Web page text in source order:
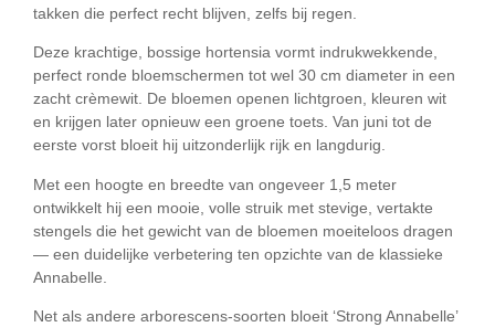
takken die perfect recht blijven, zelfs bij regen.
Deze krachtige, bossige hortensia vormt indrukwekkende,
perfect ronde bloemschermen tot wel 30 cm diameter in een
zacht crèmewit. De bloemen openen lichtgroen, kleuren wit
en krijgen later opnieuw een groene toets. Van juni tot de
eerste vorst bloeit hij uitzonderlijk rijk en langdurig.
Met een hoogte en breedte van ongeveer 1,5 meter
ontwikkelt hij een mooie, volle struik met stevige, vertakte
stengels die het gewicht van de bloemen moeiteloos dragen
— een duidelijke verbetering ten opzichte van de klassieke
Annabelle.
Net als andere arborescens-soorten bloeit ‘Strong Annabelle’